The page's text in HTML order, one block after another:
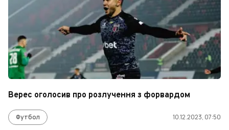
Верес оголосив про розлучення з форвардом
Футбол 10.12.2023, 07:50